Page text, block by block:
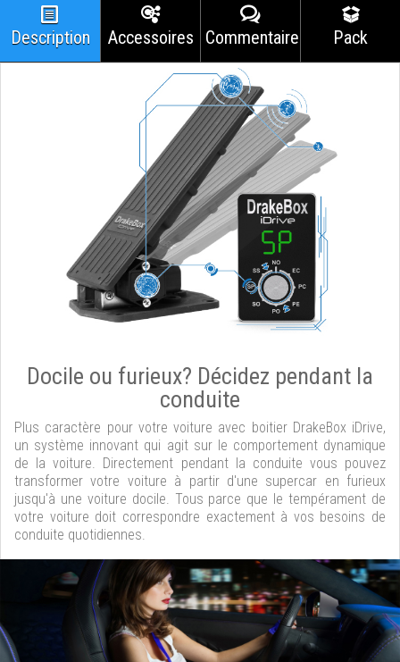
Description Accessoires Commentaires Pack
Docile ou furieux? Décidez pendant la
conduite
Plus caractère pour votre voiture avec boitier DrakeBox iDrive,
un système innovant qui agit sur le comportement dynamique
de la voiture. Directement pendant la conduite vous pouvez
transformer votre voiture à partir d'une supercar en furieux
jusqu'à une voiture docile. Tous parce que le tempérament de
votre voiture doit correspondre exactement à vos besoins de
conduite quotidiennes.